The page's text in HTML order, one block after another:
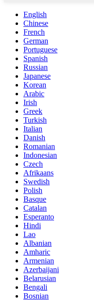
English
Chinese
French
German
Portuguese
Spanish
Russian
Japanese
Korean
Arabic
Irish
Greek
Turkish
Italian
Danish
Romanian
Indonesian
Czech
Afrikaans
Swedish
Polish
Basque
Catalan
Esperanto
Hindi
Lao
Albanian
Amharic
Armenian
Azerbaijani
Belarusian
Bengali
Bosnian